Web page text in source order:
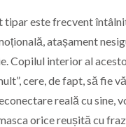
tipar este frecvent
atașament
Copilul interior al
cere, de fapt, să fie
reală cu sine,
orice reușită cu